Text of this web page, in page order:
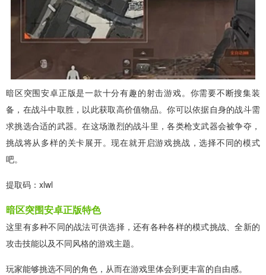
暗区突围安卓正版是一款十分有趣的射击游戏。你需要不断搜集装
备，在战斗中取胜，以此获取高价值物品。你可以依据自身的战斗需
求挑选合适的武器。在这场激烈的战斗里，各类枪支武器会被争夺，
挑战将从多样的关卡展开。现在就开启游戏挑战，选择不同的模式
吧。
提取码：xlwl
暗区突围安卓正版特色
这里有多种不同的战法可供选择，还有各种各样的模式挑战、全新的
攻击技能以及不同风格的游戏主题。
玩家能够挑选不同的角色，从而在游戏里体会到更丰富的自由感。